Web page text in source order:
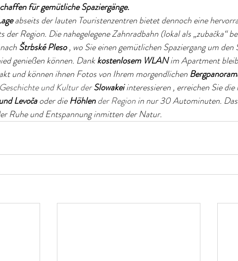
für gemütliche Spaziergänge.
abseits der lauten Touristenzentren bietet dennoch eine
der Region. Die nahegelegene Zahnradbahn (lokal als „zubačka“
Štrbské Pleso, wo Sie einen gemütlichen Spaziergang um
genießen können. Dankkostenlosem WLANim Apartment
und können ihnen Fotos von Ihrem morgendlichen
und Kultur der Slowakeiinteressieren, erreichen Sie die
Levočaoder die Höhlen der Region in nur 30 Autominuten.
Ruhe und Entspannung inmitten der Natur.